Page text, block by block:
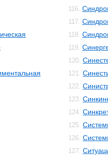
116.
117.
118.
119.
120.
121.
122.
123.
124.
125.
126.
127.